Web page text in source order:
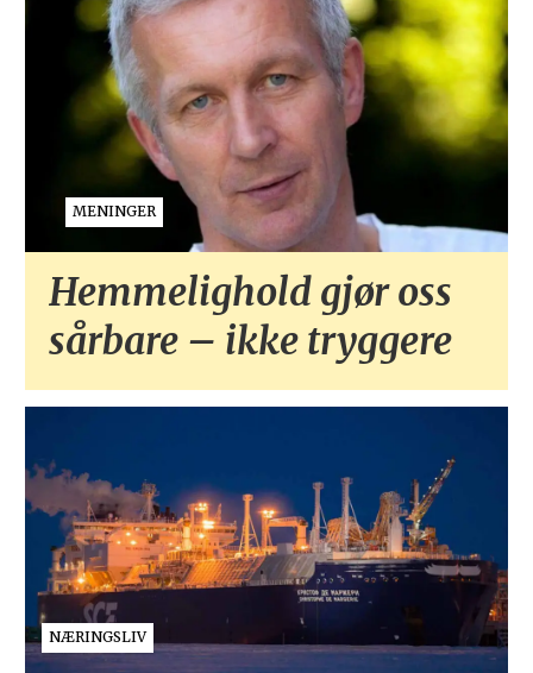
MENINGER
Hemmelighold gjør oss
sårbare – ikke tryggere
NÆRINGSLIV